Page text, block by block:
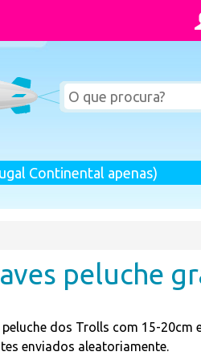
Continental apenas)
peluche
dos Trolls com 15-20cm
enviados aleatoriamente.